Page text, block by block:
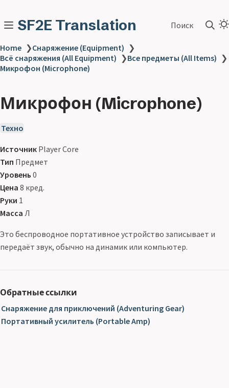
SF2E Translation Поиск
Home ❯Снаряжение (Equipment) ❯
Всё снаряжения (All Equipment) ❯Все предметы (All Items) ❯
Микрофон (Microphone)
Микрофон (Microphone)
Техно
Источник Player Core
Тип Предмет
Уровень 0
Цена 8 кред.
Руки 1
Масса Л
Это беспроводное портативное устройство записывает и
передаёт звук, обычно на динамик или компьютер.
Обратные ссылки
Снаряжение для приключений (Adventuring Gear)
Портативный усилитель (Portable Amp)